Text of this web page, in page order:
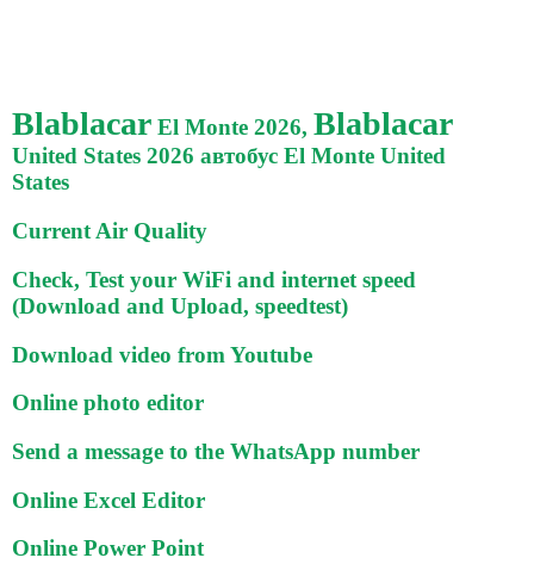
Blablacar El Monte 2026, Blablacar
United States 2026 автобус El Monte United
States
Current Air Quality
Check, Test your WiFi and internet speed
(Download and Upload, speedtest)
Download video from Youtube
Online photo editor
Send a message to the WhatsApp number
Online Excel Editor
Online Power Point